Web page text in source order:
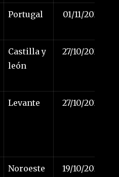
Portugal 01/11/2024
Castilla y
león
27/10/2024
Levante 27/10/2024
Noroeste 19/10/2024